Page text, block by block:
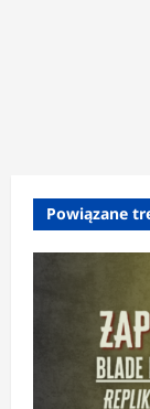
Powiązane